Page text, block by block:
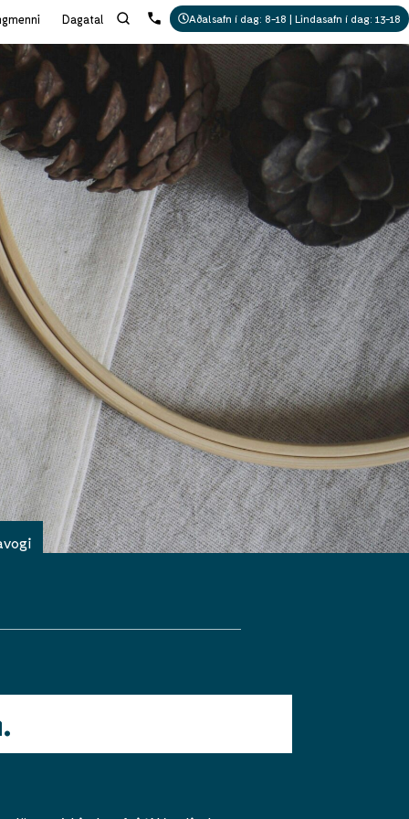
Dagatal Aðalsafn í dag: 8-18 | Lindasafn í dag: 13-18